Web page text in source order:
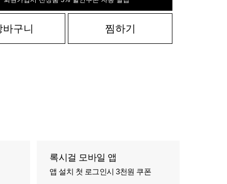
바구니 찜하기
록시걸 모바일 앱
앱 설치 첫 로그인시 3천원 쿠폰